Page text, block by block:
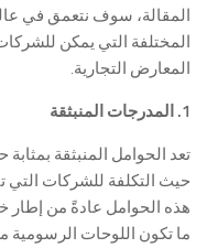
المقالة، سوف نتعمق في
المختلفة التي يمكن
المعارض التجارية.
1. المدرجات المنبثقة
تعد الحوامل المنبثقة
حيث التكلفة للشركات
هذه الحوامل عادةً من إطار
ما تكون اللوحات الرسومية